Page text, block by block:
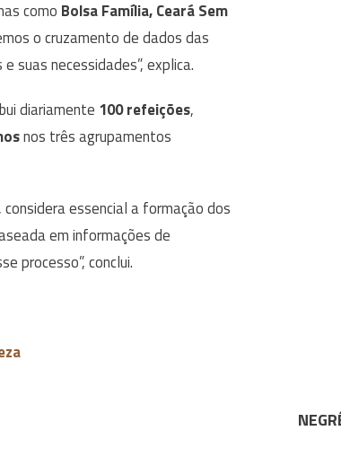
como Bolsa Família, Ceará Sem
o cruzamento de dados das
suas necessidades”, explica.
diariamente 100 refeições,
nos três agrupamentos
essencial a formação dos
em informações de
processo”, conclui.